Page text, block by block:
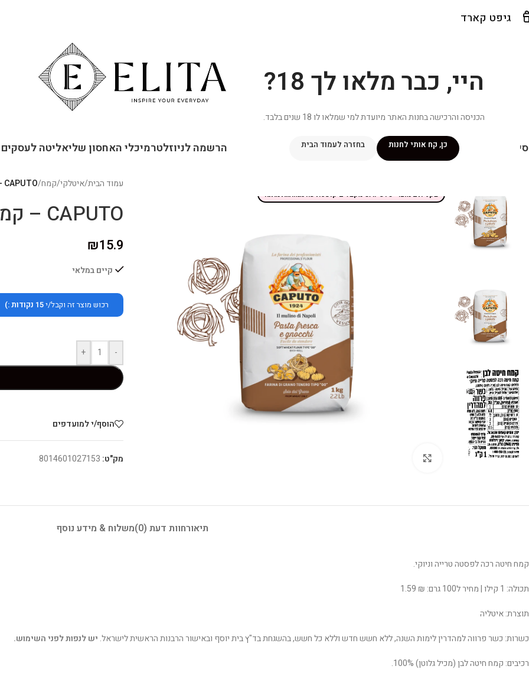
היי, כבר מלאו לך 18?
הכניסה והרכישה בחנות האתר מיועדת למי שמלאו לו 18 שנים בלבד.
כן, קח אותי לחנות בחזרה לעמוד הבית
גיפט קארד
שלי מתכוניםמנוי ״אליטה פלוס״חנותפרסומים במדיה הרשמה לניוזלטרמיכלי האחסון שליאליטה לעסקים
בקניית 2 מוצרי CAPUTO מקבלים קופסת פח ממותגת מתנה
עמוד הבית/איטלקי/קמח/CAPUTO – קמח חיטה לבן לפסטה
CAPUTO – קמח חיטה לבן לפסטה
₪15.9
קיים במלאי
רכוש מוצר זה וקבל/י15 נקודות :)
-
+
הוסף/י למועדפים
מק"ט: 8014601027153
תיאורחוות דעת (0) משלוח & מידע נוסף
קמח חיטה רכה לפסטה טרייה וניוקי.
תכולה: 1 קילו | מחיר ל100 גרם: ₪ 1.59
תוצרת: איטליה
כשרות: כשר פרווה למהדרין לימות השנה, ללא חשש חדש וללא כל חשש, בהשגחת בד"ץ בית יוסף ובאישור הרבנות הראשית לישראל. יש לנפות לפני השימוש.
רכיבים: קמח חיטה לבן (מכיל גלוטן) 100%.